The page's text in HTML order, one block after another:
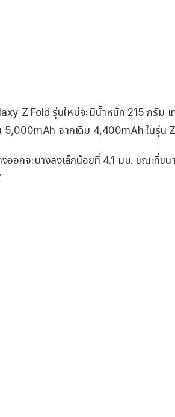
Z Fold รุ่นใหม่จะมีน้ำหนัก 215 กรัม
5,000mAh จากเดิม 4,400mAh ในรุ่น
ออกจะบางลงเล็กน้อยที่ 4.1 มม. ขณะที่ข